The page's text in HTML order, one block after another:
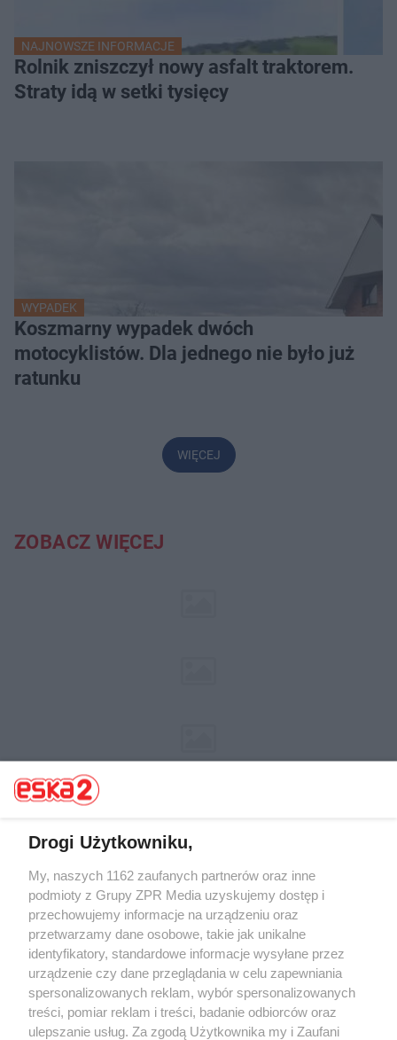
NAJNOWSZE INFORMACJE
Rolnik zniszczył nowy asfalt traktorem.
Straty idą w setki tysięcy
WYPADEK
Koszmarny wypadek dwóch
motocyklistów. Dla jednego nie było już
ratunku
WIĘCEJ
ZOBACZ WIĘCEJ
Żaden utwór zamieszczony w serwisie nie może być powielany i
rozpowszechniany lub dalej rozpowszechniany w jakikolwiek sposób (w
tym także elektroniczny lub mechaniczny) na jakimkolwiek polu
eksploatacji w jakiejkolwiek formie, włącznie z umieszczaniem w
Internecie bez pisemnej zgody właściciela praw. Jakiekolwiek użycie lub
wykorzystanie utworów w całości lub w części z naruszeniem prawa,
tzn. bez właściwej zgody, jest zabronione pod groźbą kary i może być
ścigane prawnie.
Drogi Użytkowniku,
My, naszych 1162 zaufanych partnerów oraz inne
podmioty z Grupy ZPR Media uzyskujemy dostęp i
przechowujemy informacje na urządzeniu oraz
przetwarzamy dane osobowe, takie jak unikalne
identyfikatory, standardowe informacje wysyłane przez
urządzenie czy dane przeglądania w celu zapewniania
spersonalizowanych reklam, wybór spersonalizowanych
treści, pomiar reklam i treści, badanie odbiorców oraz
ulepszanie usług. Za zgodą Użytkownika my i Zaufani